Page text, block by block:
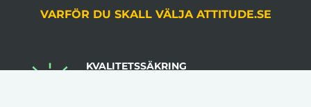
VARFÖR DU SKALL VÄLJA ATTITUDE.SE
KVALITETSSÄKRING